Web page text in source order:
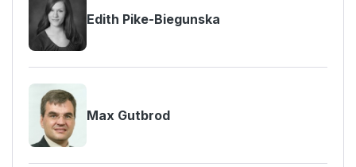
Edith Pike-Biegunska
Max Gutbrod